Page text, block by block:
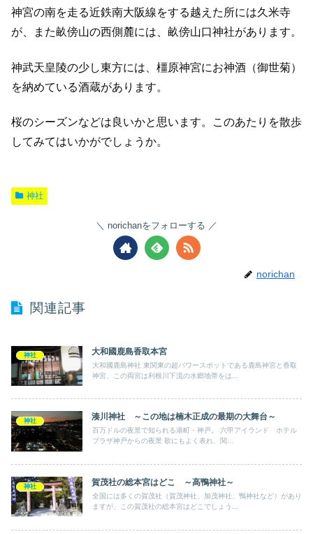
神宮の南を走る近鉄南大阪線をする越えた所には久米寺
が、また畝傍山の西側麓には、畝傍山口神社があります。
神武天皇陵の少し東方には、橿原神宮にお神酒（御世菊）
を納めている酒蔵があります。
桜のシーズンなどは良いかと思います。このあたりを散歩
してみてはいかがでしょうか。
神社
norichanをフォローする
norichan
関連記事
神社 大和國鹿島香取本宮
大和國鹿島神社 東関東の超パワースポットである鹿島神宮と香取
神宮、この両宮は利根川下流の水郷地帯をは...
神社 湊川神社 ～この地は楠木正成の最期の大舞台～
百万ドルの夜景で知られる港町・神戸。 六甲アイランド ホテル
プラザ神戸からの夜景 歌にもよく表れ、関...
神社 賀茂社の総本宮はどこ ～高鴨神社～
全国には多くの賀茂社（賀茂神社、加茂神社、鴨神社など）があり
ますが、この賀茂社の総本宮はどこでしょう...